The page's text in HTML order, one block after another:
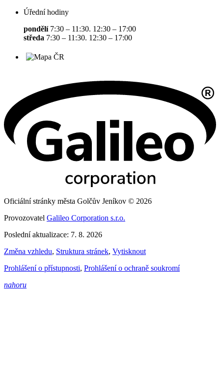
Úřední hodiny
pondělí7:30 – 11:30. 12:30 – 17:00
středa 7:30 – 11:30. 12:30 – 17:00
Oficiální stránky města Golčův Jeníkov © 2026
Provozovatel Galileo Corporation s.r.o.
Poslední aktualizace: 7. 8. 2026
Změna vzhledu, Struktura stránek, Vytisknout
Prohlášení o přístupnosti, Prohlášení o ochraně soukromí
nahoru